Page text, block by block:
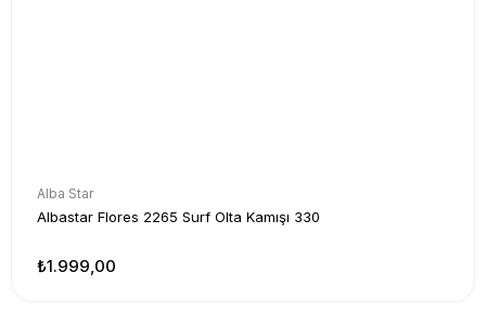
Alba Star
Albastar Flores 2265 Surf Olta Kamışı 330
₺1.999,00